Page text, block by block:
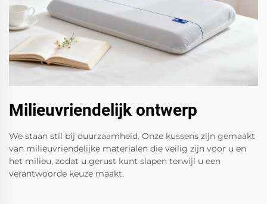
Milieuvriendelijk ontwerp
We staan stil bij duurzaamheid. Onze kussens zijn gemaakt
van milieuvriendelijke materialen die veilig zijn voor u en
het milieu, zodat u gerust kunt slapen terwijl u een
verantwoorde keuze maakt.